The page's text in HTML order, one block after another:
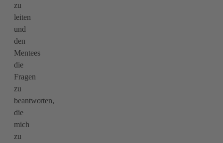
zu
leiten
und
den
Mentees
die
Fragen
zu
beantworten,
die
mich
zu